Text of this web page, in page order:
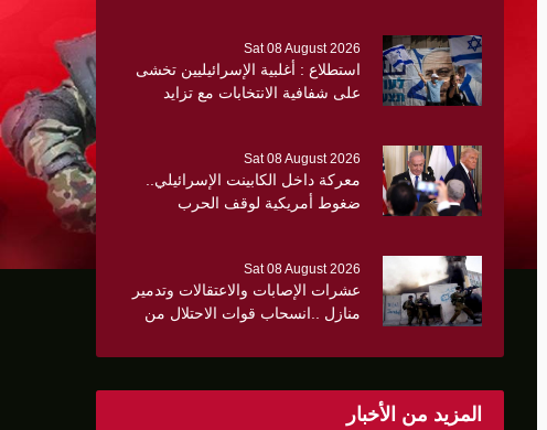
1680
Sat 08 August 2026
استطلاع : أغلبية الإسرائيليين تخشى
على شفافية الانتخابات مع تزايد
Sat 08 August 2026
معركة داخل الكابينت الإسرائيلي..
ضغوط أمريكية لوقف الحرب
Sat 08 August 2026
عشرات الإصابات والاعتقالات وتدمير
منازل ..انسحاب قوات الاحتلال من
المزيد من الأخبار